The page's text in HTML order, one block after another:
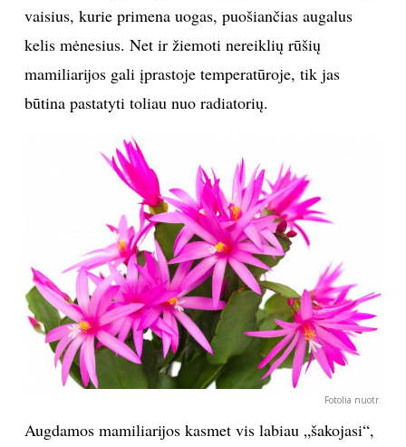
vaisius, kurie primena uogas, puošiančias augalus
kelis mėnesius. Net ir žiemoti nereiklių rūšių
mamiliarijos gali įprastoje temperatūroje, tik jas
būtina pastatyti toliau nuo radiatorių.
Fotolia nuotr.
Augdamos mamiliarijos kasmet vis labiau „šakojasi“,